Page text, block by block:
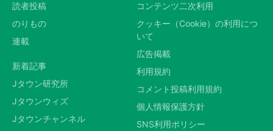
読者投稿
のりもの
連載
新着記事
Jタウン研究所
Jタウンウィズ
Jタウンチャンネル
コンテンツ二次利用
クッキー（Cookie）の利用につ
いて
広告掲載
利用規約
コメント投稿利用規約
個人情報保護方針
SNS利用ポリシー